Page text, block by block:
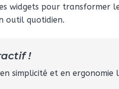
widgets pour transformer
outil quotidien.
!
simplicité et en ergonomie